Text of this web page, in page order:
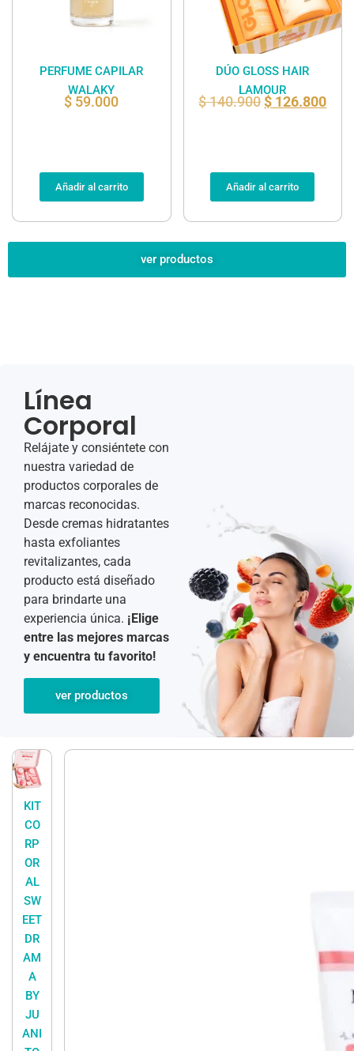
PERFUME CAPILAR
WALAKY
$ 59.000
Añadir al carrito
DÚO GLOSS HAIR
LAMOUR
$140.900$ 126.800
Añadir al carrito
ver productos
Línea
Corporal
Relájate y consiéntete con
nuestra variedad de
productos corporales de
marcas reconocidas.
Desde cremas hidratantes
hasta exfoliantes
revitalizantes, cada
producto está diseñado
para brindarte una
experiencia única. ¡Elige
entre las mejores marcas
y encuentra tu favorito!
ver productos
KIT
CO
RP
OR
AL
SW
EET
DR
AM
A
BY
JU
ANI